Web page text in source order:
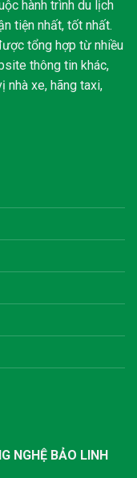
hành trình du lịch
tiện nhất, tốt nhất.
tổng hợp từ nhiều
thông tin khác,
nhà xe, hãng taxi,
NGHỆ BẢO LINH